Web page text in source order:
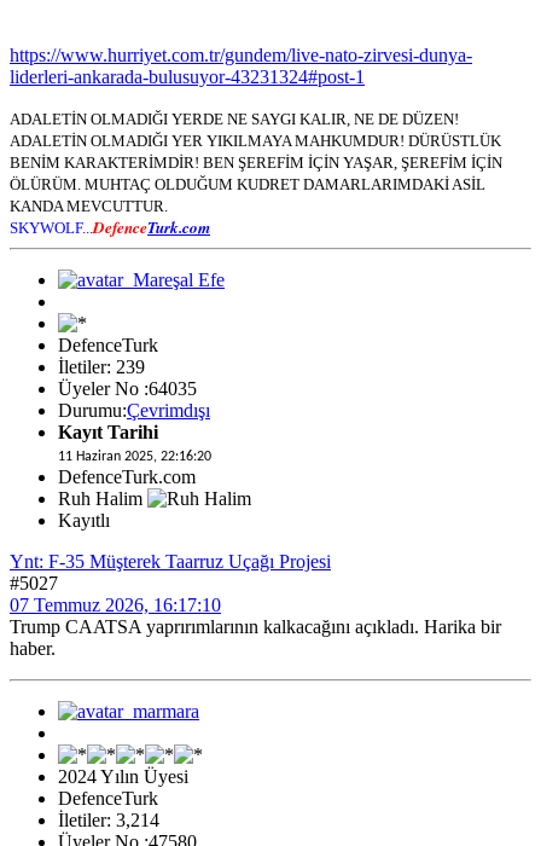
https://www.hurriyet.com.tr/gundem/live-nato-zirvesi-dunya-
liderleri-ankarada-bulusuyor-43231324#post-1
ADALETİN OLMADIĞI YERDE NE SAYGI KALIR, NE DE DÜZEN!
ADALETİN OLMADIĞI YER YIKILMAYA MAHKUMDUR! DÜRÜSTLÜK
BENİM KARAKTERİMDİR! BEN ŞEREFİM İÇİN YAŞAR, ŞEREFİM İÇİN
ÖLÜRÜM. MUHTAÇ OLDUĞUM KUDRET DAMARLARIMDAKİ ASİL
KANDA MEVCUTTUR.
SKYWOLF... DefenceTurk.com
DefenceTurk
İletiler: 239
Üyeler No :64035
Durumu:Çevrimdışı
Kayıt Tarihi
11 Haziran 2025, 22:16:20
DefenceTurk.com
Ruh Halim
Kayıtlı
Ynt: F-35 Müşterek Taarruz Uçağı Projesi
#5027
07 Temmuz 2026, 16:17:10
Trump CAATSA yaprırımlarının kalkacağını açıkladı. Harika bir
haber.
2024 Yılın Üyesi
DefenceTurk
İletiler: 3,214
Üyeler No :47580